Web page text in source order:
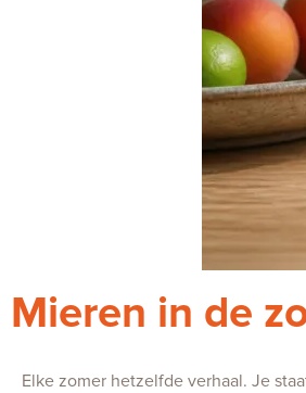
Mieren in de
Elke zomer hetzelfde verhaal. Je